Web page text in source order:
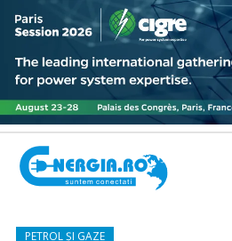
PETROL ȘI GAZE